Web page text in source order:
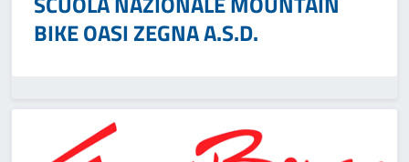
BIKE OASI ZEGNA A.S.D.